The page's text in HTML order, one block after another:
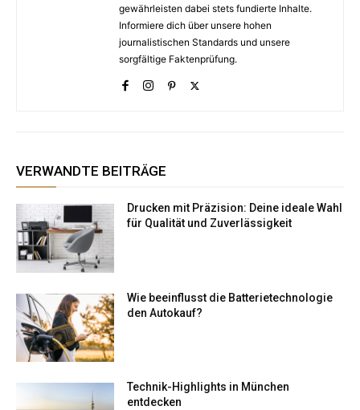
gewährleisten dabei stets fundierte Inhalte.
Informiere dich über unsere hohen
journalistischen Standards und unsere
sorgfältige Faktenprüfung.
VERWANDTE BEITRÄGE
Drucken mit Präzision: Deine ideale Wahl
für Qualität und Zuverlässigkeit
Wie beeinflusst die Batterietechnologie
den Autokauf?
Technik-Highlights in München
entdecken